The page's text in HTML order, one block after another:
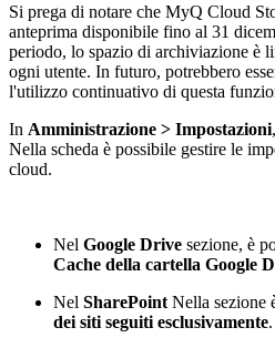
Si prega di notare che MyQ Cloud
anteprima disponibile fino al 31
periodo, lo spazio di archiviazione è
ogni utente. In futuro, potrebbero
l'utilizzo continuativo di questa
In Amministrazione > Impostazioni
Nella scheda è possibile gestire le
cloud.
Nel Google Drive sezione, è
Cache della cartella Google
Nel SharePoint Nella sezione
dei siti seguiti esclusivamente.